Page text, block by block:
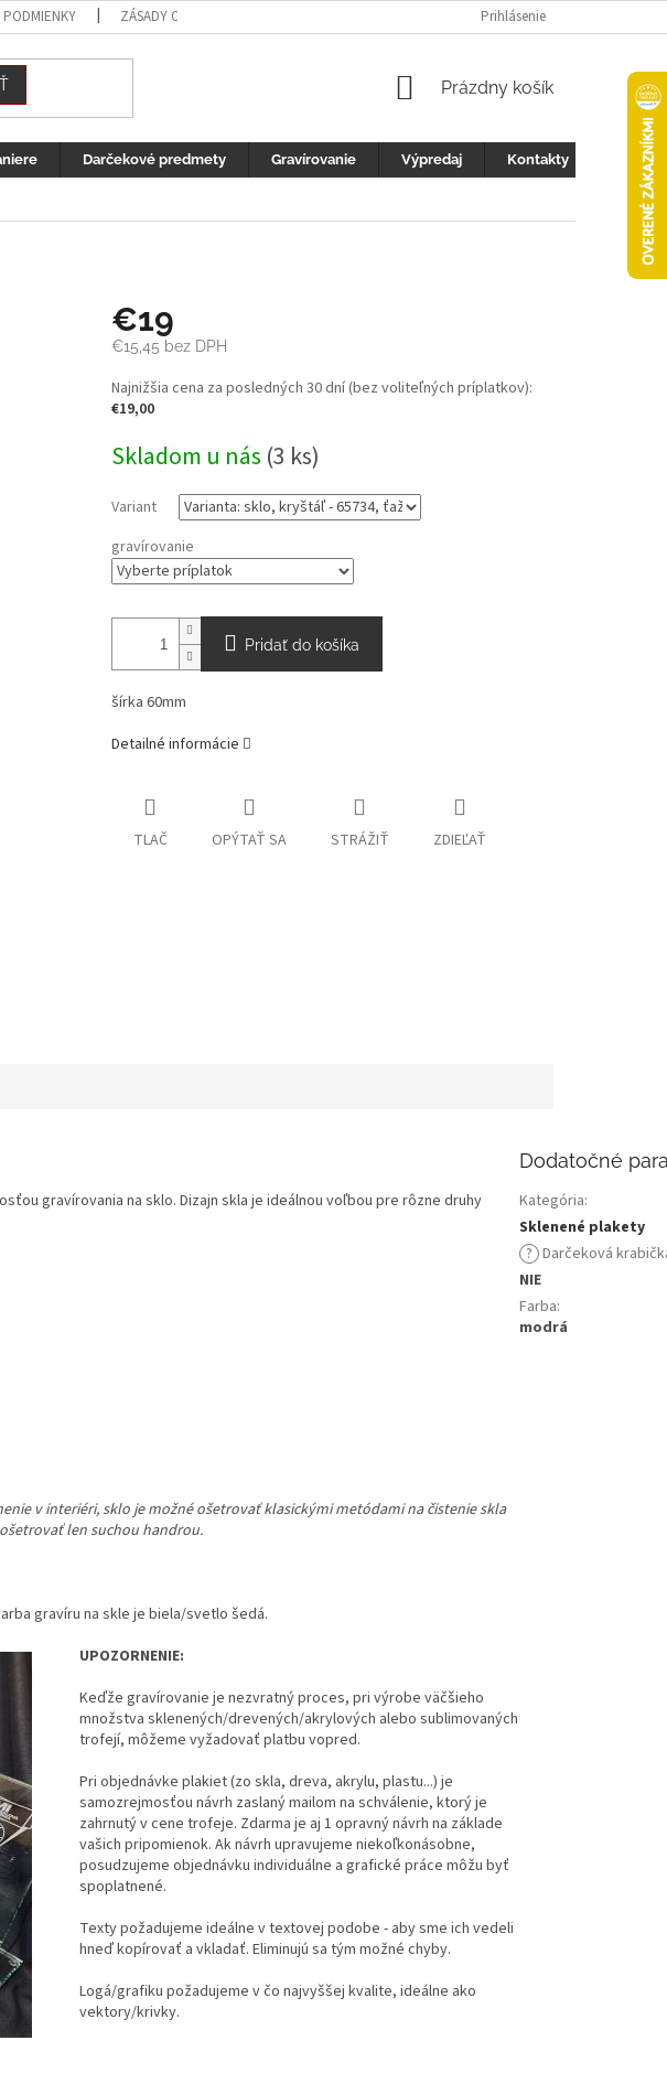
ZÁSADY OCHRANY OSOBNÝCH ÚDAJOV FOTOGALERIA KONTAKTY
Prihlásenie
NÁKUPNÝ
Prázdny košík
Darčekové predmety Gravírovanie Výpredaj Kontakty
€19
€15,45 bez DPH
Jednotková
cena:
Najnižšia cena za posledných 30 dní (bez voliteľných príplatkov):
€19,00
Skladom u nás (3 ks)
Variant
gravírovanie
Pridať do košíka
šírka 60mm
Detailné informácie
TLAČ OPÝTAŤ SA STRÁŽIŤ ZDIEĽAŤ
gravírovania na sklo. Dizajn skla je ideálnou voľbou pre rôzne druhy
v interiéri, sklo je možné ošetrovať klasickými metódami na čistenie skla
len suchou handrou.
gravíru na skle je biela/svetlo šedá.
UPOZORNENIE:
Keďže gravírovanie je nezvratný proces, pri výrobe väčšieho
množstva sklenených/drevených/akrylových alebo sublimovaných
trofejí, môžeme vyžadovať platbu vopred.
Pri objednávke plakiet (zo skla, dreva, akrylu, plastu...) je
samozrejmosťou návrh zaslaný mailom na schválenie, ktorý je
zahrnutý v cene trofeje. Zdarma je aj 1 opravný návrh na základe
vašich pripomienok. Ak návrh upravujeme niekoľkonásobne,
posudzujeme objednávku individuálne a grafické práce môžu byť
spoplatnené.
Texty požadujeme ideálne v textovej podobe - aby sme ich vedeli
hneď kopírovať a vkladať. Eliminujú sa tým možné chyby.
Logá/grafiku požadujeme v čo najvyššej kvalite, ideálne ako
vektory/krivky.
Dodatočné
Kategória:
Sklenené plakety
? Darčeková
NIE
Farba:
modrá